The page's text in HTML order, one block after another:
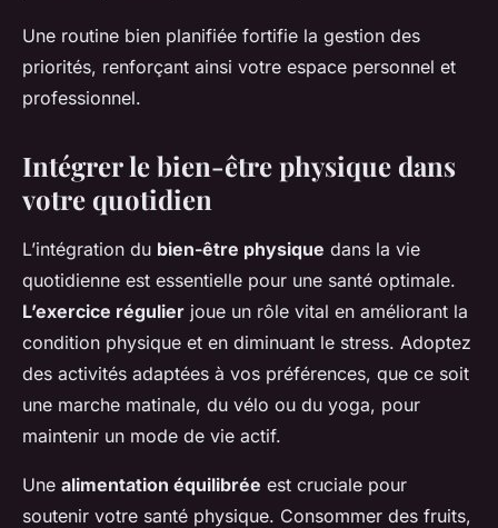
Une routine bien planifiée fortifie la gestion des
priorités, renforçant ainsi votre espace personnel et
professionnel.
Intégrer le bien-être physique dans
votre quotidien
L’intégration du bien-être physique dans la vie
quotidienne est essentielle pour une santé optimale.
L’exercice régulier joue un rôle vital en améliorant la
condition physique et en diminuant le stress. Adoptez
des activités adaptées à vos préférences, que ce soit
une marche matinale, du vélo ou du yoga, pour
maintenir un mode de vie actif.
Une alimentation équilibrée est cruciale pour
soutenir votre santé physique. Consommer des fruits,